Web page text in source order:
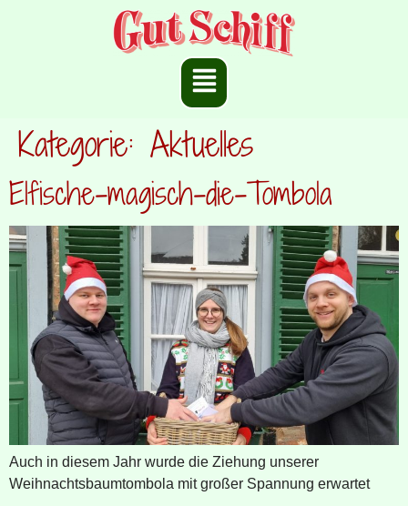
Kategorie: Aktuelles
Elfische-magisch-die-Tombola
Auch in diesem Jahr wurde die Ziehung unserer
Weihnachtsbaumtombola mit großer Spannung erwartet